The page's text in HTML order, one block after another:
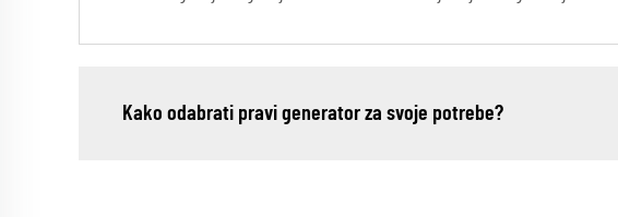
Kako odabrati pravi generator za svoje potrebe?